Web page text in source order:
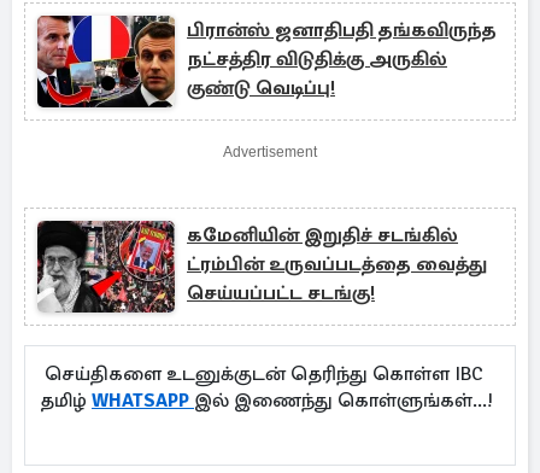
பிரான்ஸ் ஜனாதிபதி தங்கவிருந்த
நட்சத்திர விடுதிக்கு அருகில்
குண்டு வெடிப்பு!
Advertisement
கமேனியின் இறுதிச் சடங்கில்
ட்ரம்பின் உருவப்படத்தை வைத்து
செய்யப்பட்ட சடங்கு!
செய்திகளை உடனுக்குடன் தெரிந்து கொள்ள IBC
தமிழ் WHATSAPP இல் இணைந்து கொள்ளுங்கள்...!